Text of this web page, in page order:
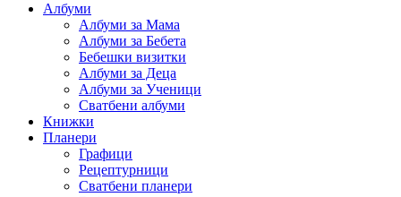
Албуми
Албуми за Мама
Албуми за Бебета
Бебешки визитки
Албуми за Деца
Албуми за Ученици
Сватбени албуми
Книжки
Планери
Графици
Рецептурници
Сватбени планери